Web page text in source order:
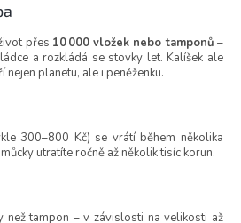
přes 10 000 vložek nebo tamponů –
a rozkládá se stovky let. Kalíšek ale
nejen planetu, ale i peněženku.
300–800 Kč) se vrátí během několika
utratíte ročně až několik tisíc korun.
než tampon – v závislosti na velikosti až